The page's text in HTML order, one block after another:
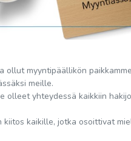
ollut myyntipäällikön
meille.
olleet yhteydessä kaikkiin
kiitos kaikille, jotka osoittivat